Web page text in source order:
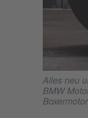
Alles neu
BMW